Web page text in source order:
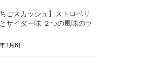
ちごスカッシュ】ストロベリ
サイダー味 ２つの風味のラ
3月6日